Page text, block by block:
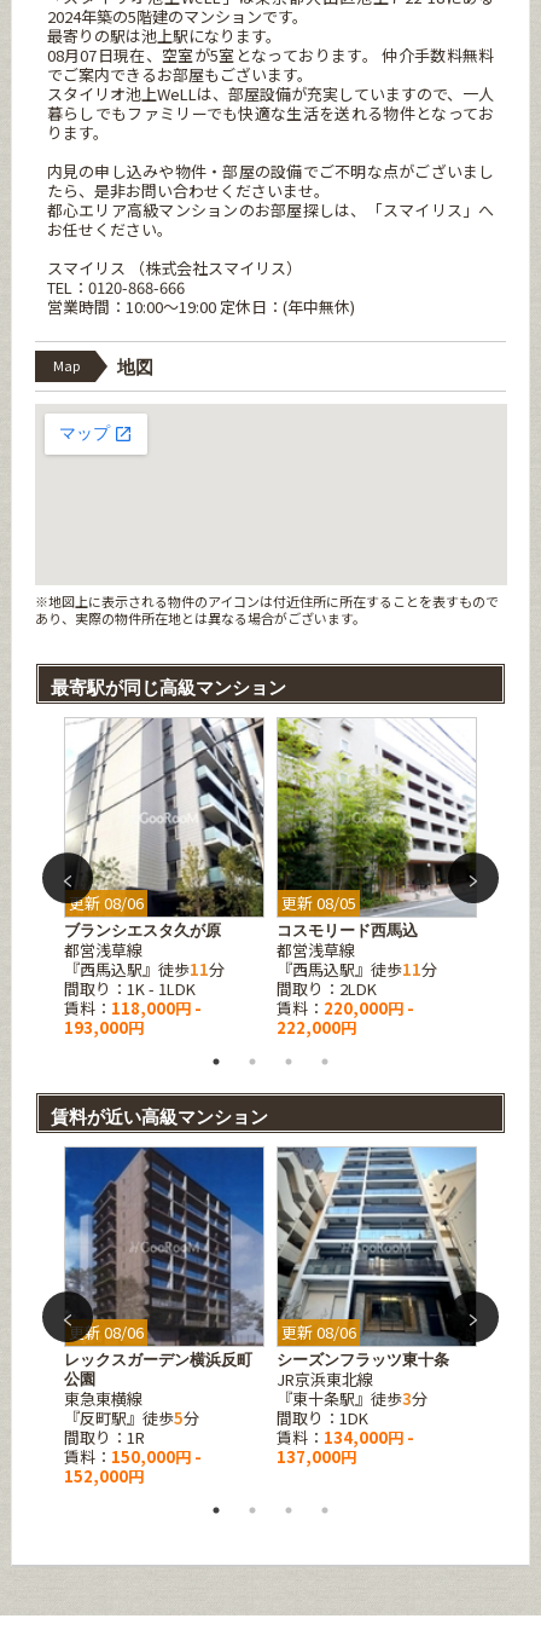
2024年築の5階建のマンションです。
最寄りの駅は池上駅になります。
08月07日現在、空室が5室となっております。 仲介手数料無料
でご案内できるお部屋もございます。
スタイリオ池上WeLLは、部屋設備が充実していますので、一人
暮らしでもファミリーでも快適な生活を送れる物件となってお
ります。
内見の申し込みや物件・部屋の設備でご不明な点がございまし
たら、是非お問い合わせくださいませ。
都心エリア高級マンションのお部屋探しは、「スマイリス」へ
お任せください。
スマイリス （株式会社スマイリス）
TEL：0120-868-666
営業時間：10:00～19:00 定休日：(年中無休)
Map 地図
※地図上に表示される物件のアイコンは付近住所に所在することを表すもので
あり、実際の物件所在地とは異なる場合がございます。
最寄駅が同じ高級マンション
更新 08/06
ブランシエスタ久が原
都営浅草線
『西馬込駅』徒歩11分
間取り：1K - 1LDK
賃料： 118,000円 -
193,000円
更新 08/05
コスモリード西馬込
都営浅草線
『西馬込駅』徒歩11分
間取り：2LDK
賃料： 220,000円 -
222,000円
賃料が近い高級マンション
更新 08/06
レックスガーデン横浜反町
公園
東急東横線
『反町駅』徒歩5分
間取り：1R
賃料： 150,000円 -
152,000円
更新 08/06
シーズンフラッツ東十条
JR京浜東北線
『東十条駅』徒歩3分
間取り：1DK
賃料： 134,000円 -
137,000円
更新